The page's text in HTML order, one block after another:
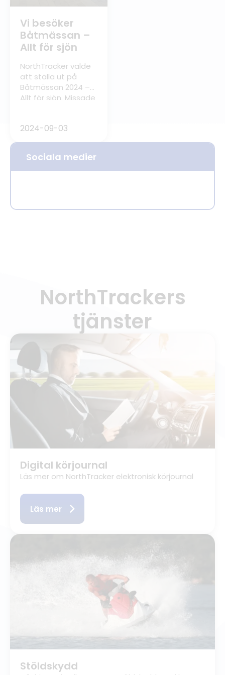
Vi besöker
Båtmässan –
Allt för sjön
NorthTracker valde
att ställa ut på
Båtmässan 2024 –
Allt för sjön. Missade
snabb resumé!
2024-09-03
Sociala medier
NorthTrackers
tjänster
Digital körjournal
Läs mer om NorthTracker elektronisk körjournal
Läs mer
Stöldskydd